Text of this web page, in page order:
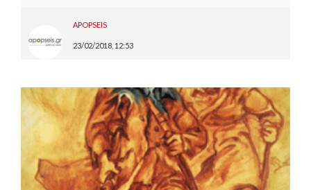
APOPSEIS
23/02/2018, 12:53